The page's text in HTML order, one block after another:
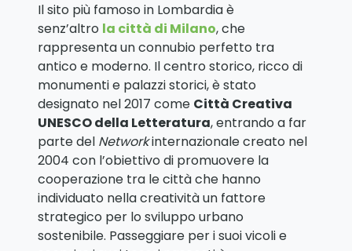
Il sito più famoso in Lombardia è
senz’altro la città di Milano, che
rappresenta un connubio perfetto tra
antico e moderno. Il centro storico, ricco di
monumenti e palazzi storici, è stato
designato nel 2017 come Città Creativa
UNESCO della Letteratura, entrando a far
parte del Networkinternazionale creato nel
2004 con l’obiettivo di promuovere la
cooperazione tra le città che hanno
individuato nella creatività un fattore
strategico per lo sviluppo urbano
sostenibile. Passeggiare per i suoi vicoli e